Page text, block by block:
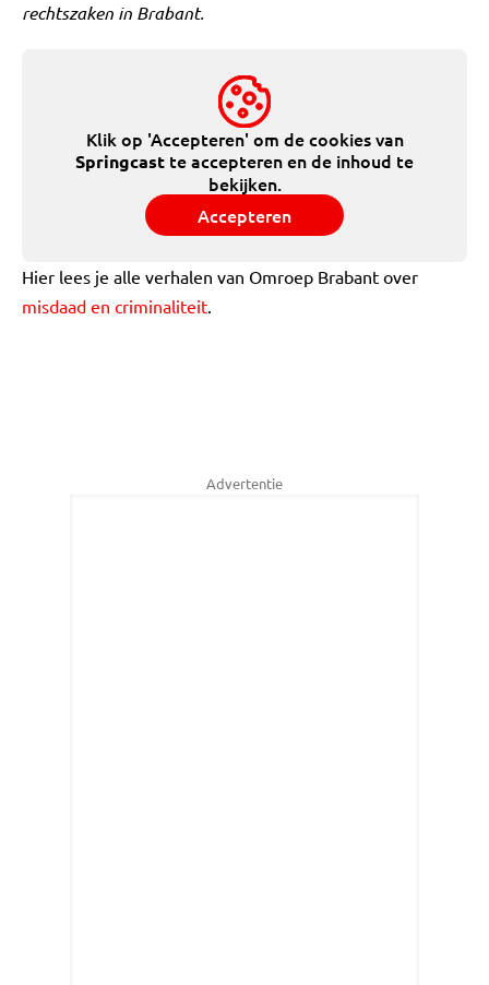
rechtszaken in Brabant.
Klik op 'Accepteren' om de cookies van
Springcast te accepteren en de inhoud te
bekijken.
Accepteren
Hier lees je alle verhalen van Omroep Brabant over
misdaad en criminaliteit.
Advertentie